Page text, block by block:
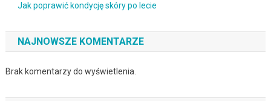
Jak poprawić kondycję skóry po lecie
NAJNOWSZE KOMENTARZE
Brak komentarzy do wyświetlenia.